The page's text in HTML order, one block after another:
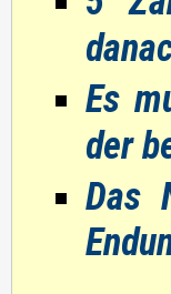
Es
der
Das